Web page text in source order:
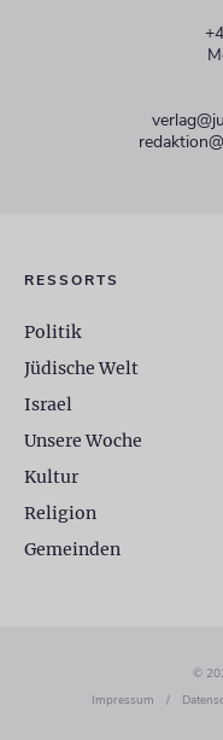
RESSORTS
Politik
Jüdische Welt
Israel
Unsere Woche
Kultur
Religion
Gemeinden
©
Impressum
/